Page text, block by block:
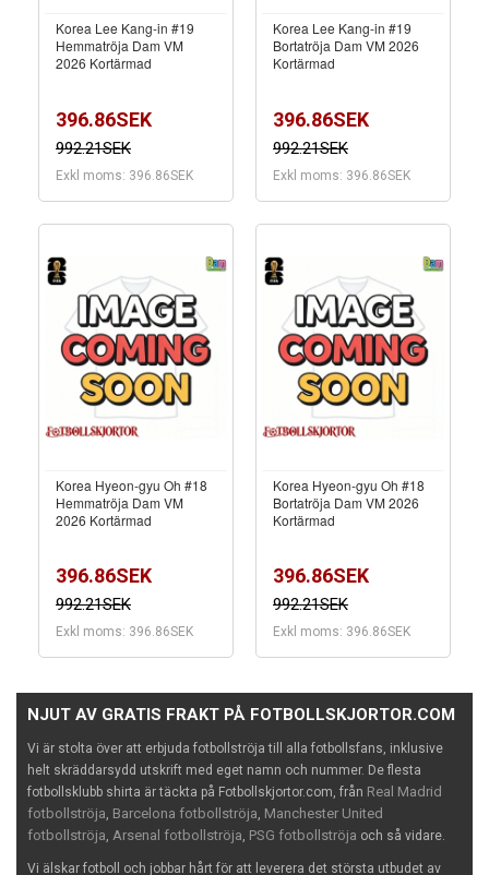
Korea Lee Kang-in #19
Hemmatröja Dam VM
2026 Kortärmad
396.86SEK
992.21SEK
Exkl moms: 396.86SEK
Korea Lee Kang-in #19
Bortatröja Dam VM 2026
Kortärmad
396.86SEK
992.21SEK
Exkl moms: 396.86SEK
Korea Hyeon-gyu Oh #18
Hemmatröja Dam VM
2026 Kortärmad
396.86SEK
992.21SEK
Exkl moms: 396.86SEK
Korea Hyeon-gyu Oh #18
Bortatröja Dam VM 2026
Kortärmad
396.86SEK
992.21SEK
Exkl moms: 396.86SEK
NJUT AV GRATIS FRAKT PÅ FOTBOLLSKJORTOR.COM
Vi är stolta över att erbjuda fotbollströja till alla fotbollsfans, inklusive
helt skräddarsydd utskrift med eget namn och nummer. De flesta
fotbollsklubb shirta är täckta på Fotbollskjortor.com, från Real Madrid
fotbollströja, Barcelona fotbollströja, Manchester United
fotbollströja, Arsenal fotbollströja, PSG fotbollströja och så vidare.
Vi älskar fotboll och jobbar hårt för att leverera det största utbudet av